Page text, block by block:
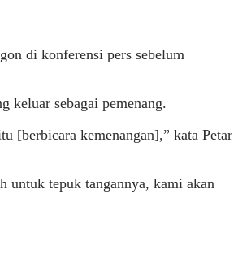
di konferensi pers sebelum
keluar sebagai pemenang.
[berbicara kemenangan],” kata Petar
untuk tepuk tangannya, kami akan